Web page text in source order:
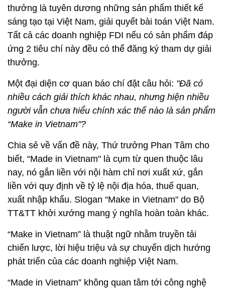
thưởng là tuyên dương những sản phẩm thiết kế
sáng tạo tại Việt Nam, giải quyết bài toán Việt Nam.
Tất cả các doanh nghiệp FDI nếu có sản phẩm đáp
ứng 2 tiêu chí này đều có thể đăng ký tham dự giải
thưởng.
Một đại diện cơ quan báo chí đặt câu hỏi: "Đã có
nhiều cách giải thích khác nhau, nhưng hiện nhiều
người vẫn chưa hiểu chính xác thế nào là sản phẩm
“Make in Vietnam"?
Chia sẻ về vấn đề này, Thứ trưởng Phan Tâm cho
biết, “Made in Vietnam" là cụm từ quen thuộc lâu
nay, nó gắn liền với nội hàm chỉ nơi xuất xứ, gắn
liền với quy định về tỷ lệ nội địa hóa, thuế quan,
xuất nhập khẩu. Slogan “Make in Vietnam" do Bộ
TT&TT khởi xướng mang ý nghĩa hoàn toàn khác.
“Make in Vietnam” là thuật ngữ nhằm truyền tải
chiến lược, lời hiệu triệu và sự chuyển dịch hướng
phát triển của các doanh nghiệp Việt Nam.
“Made in Vietnam” không quan tâm tới công nghệ